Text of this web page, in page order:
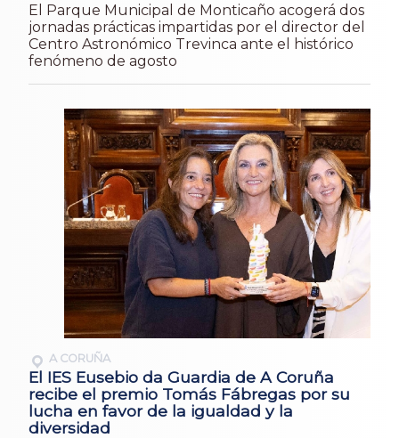
El Parque Municipal de Monticaño acogerá dos
jornadas prácticas impartidas por el director del
Centro Astronómico Trevinca ante el histórico
fenómeno de agosto
A CORUÑA
El IES Eusebio da Guardia de A Coruña
recibe el premio Tomás Fábregas por su
lucha en favor de la igualdad y la
diversidad